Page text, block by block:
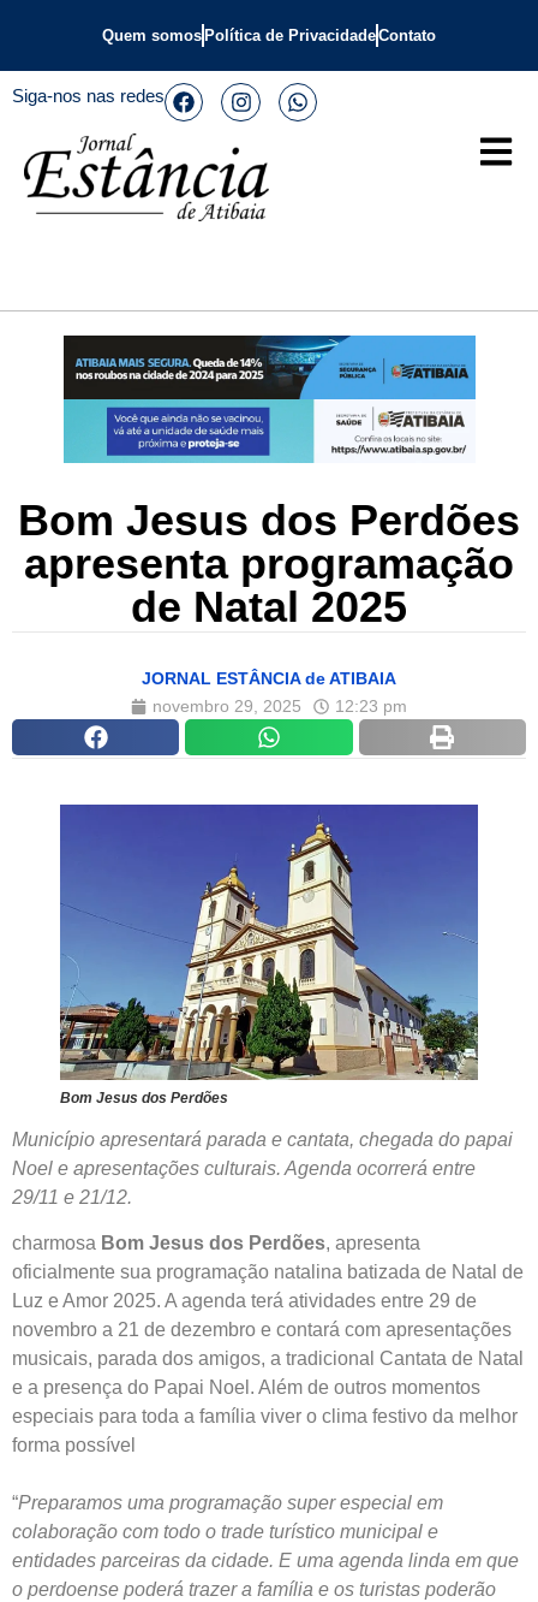
Quem somos Política de PrivacidadeContato
Siga-nos nas redes
Bom Jesus dos Perdões
apresenta programação
de Natal 2025
JORNAL ESTÂNCIA de ATIBAIA
novembro 29, 2025
12:23 pm
Bom Jesus dos Perdões
Município apresentará parada e cantata, chegada do papai
Noel e apresentações culturais. Agenda ocorrerá entre
29/11 e 21/12.
charmosa Bom Jesus dos Perdões, apresenta
oficialmente sua programação natalina batizada de Natal de
Luz e Amor 2025. A agenda terá atividades entre 29 de
novembro a 21 de dezembro e contará com apresentações
musicais, parada dos amigos, a tradicional Cantata de Natal
e a presença do Papai Noel. Além de outros momentos
especiais para toda a família viver o clima festivo da melhor
forma possível
“Preparamos uma programação super especial em
colaboração com todo o trade turístico municipal e
entidades parceiras da cidade. E uma agenda linda em que
o perdoense poderá trazer a família e os turistas poderão